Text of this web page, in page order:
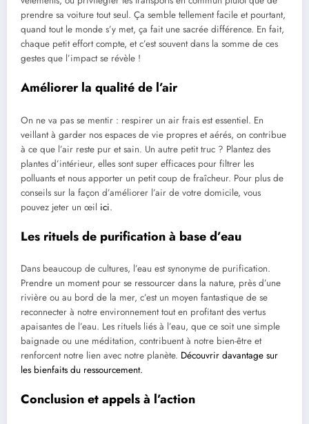
prendre sa voiture tout seul. Ça semble tellement facile et pourtant,
quand tout le monde s’y met, ça fait une sacrée différence. En fait,
chaque petit effort compte, et c’est souvent dans la somme de ces
gestes que l’impact se révèle !
Améliorer la qualité de l’air
On ne va pas se mentir : respirer un air frais est essentiel. En
veillant à garder nos espaces de vie propres et aérés, on contribue
à ce que l’air reste pur et sain. Un autre petit truc ? Plantez des
plantes d’intérieur, elles sont super efficaces pour filtrer les
polluants et nous apporter un petit coup de fraîcheur. Pour plus de
conseils sur la façon d’améliorer l’air de votre domicile, vous
pouvez jeter un œil ici.
Les rituels de purification à base d’eau
Dans beaucoup de cultures, l’eau est synonyme de purification.
Prendre un moment pour se ressourcer dans la nature, près d’une
rivière ou au bord de la mer, c’est un moyen fantastique de se
reconnecter à notre environnement tout en profitant des vertus
apaisantes de l’eau. Les rituels liés à l’eau, que ce soit une simple
baignade ou une méditation, contribuent à notre bien-être et
renforcent notre lien avec notre planète. Découvrir davantage sur
les bienfaits du ressourcement.
Conclusion et appels à l’action